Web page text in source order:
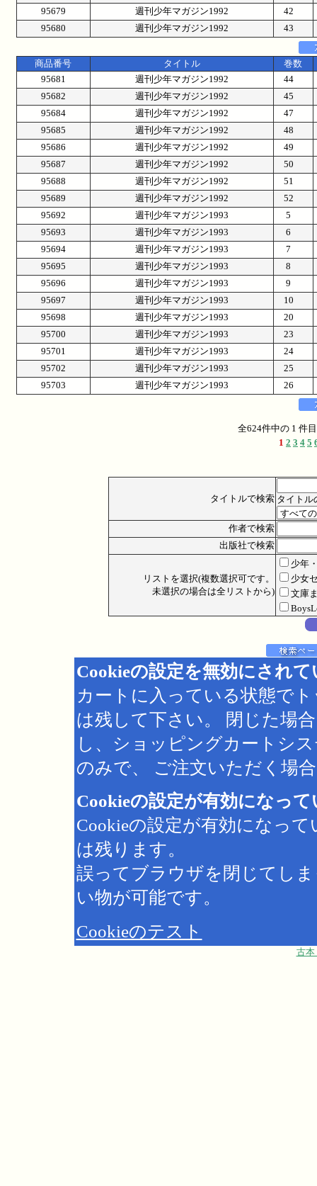
95679 週刊少年マガジン1992
42
95680
週刊少年マガジン1992 43
商品番号 タイトル
巻数
95681
週刊少年マガジン1992
44
95682
週刊少年マガジン1992
45
95684
週刊少年マガジン1992
47
95685
週刊少年マガジン1992
48
95686
週刊少年マガジン1992
49
95687
週刊少年マガジン1992
50
95688
週刊少年マガジン1992
51
95689
週刊少年マガジン1992
52
95692
週刊少年マガジン1993
5
95693
週刊少年マガジン1993
6
95694
週刊少年マガジン1993
7
95695
週刊少年マガジン1993
8
95696
週刊少年マガジン1993
9
95697
週刊少年マガジン1993
10
95698
週刊少年マガジン1993
20
95700
週刊少年マガジン1993
23
95701
週刊少年マガジン1993
24
95702
週刊少年マガジン1993
25
95703
週刊少年マガジン1993 26
全624件中の 1 件
1 2 3 4 5
タイトルで検索 タイトル
作者で検索
出版社で検索
リストを選択(複数選択可です。
未選択の場合は全リストから)
少年
少女
文庫
Cookieの設定を無効にされ
カートに入っている状態で
は残して下さい。 閉じた場
し、ショッピングカートシ
のみで、 ご注文いただく場
Cookieの設定が有効になっ
Cookieの設定が有効になっ
は残ります。
誤ってブラウザを閉じてし
い物が可能です。
Cookieのテスト
古本